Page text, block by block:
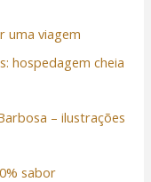
uma viagem
hospedagem cheia
– ilustrações
sabor